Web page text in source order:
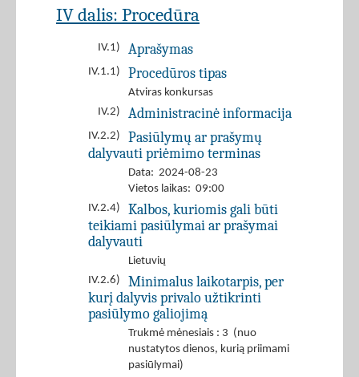
IV dalis: Procedūra
IV.1) Aprašymas
IV.1.1) Procedūros tipas
Atviras konkursas
IV.2)
Administracinė informacija
IV.2.2)
Pasiūlymų ar prašymų
dalyvauti priėmimo terminas
Data: 2024-08-23
Vietos laikas: 09:00
IV.2.4)
Kalbos, kuriomis gali būti
teikiami pasiūlymai ar prašymai
dalyvauti
Lietuvių
IV.2.6)
Minimalus laikotarpis, per
kurį dalyvis privalo užtikrinti
pasiūlymo galiojimą
Trukmė mėnesiais : 3 (nuo
nustatytos dienos, kurią priimami
pasiūlymai)